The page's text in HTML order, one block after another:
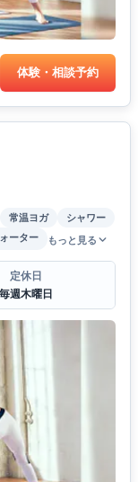
体験・相談予約
常温ヨガ
シャワー
ーター もっと見る
定休日
毎週木曜日